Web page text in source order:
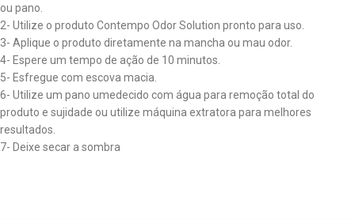
ou pano.
2- Utilize o produto Contempo Odor Solution pronto para uso.
3- Aplique o produto diretamente na mancha ou mau odor.
4- Espere um tempo de ação de 10 minutos.
5- Esfregue com escova macia.
6- Utilize um pano umedecido com água para remoção total do
produto e sujidade ou utilize máquina extratora para melhores
resultados.
7- Deixe secar a sombra